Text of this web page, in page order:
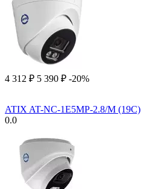
4 312 ₽ 5 390 ₽ -20%
ATIX AT-NC-1E5MP-2.8/M (19C)
0.0